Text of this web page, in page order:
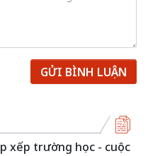
GỬI BÌNH LUẬN
xếp trường học - cuộc